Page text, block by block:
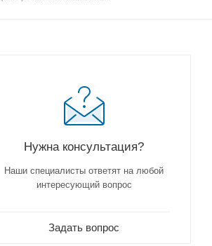
Нужна консультация?
Наши специалисты ответят на любой
интересующий вопрос
Задать вопрос